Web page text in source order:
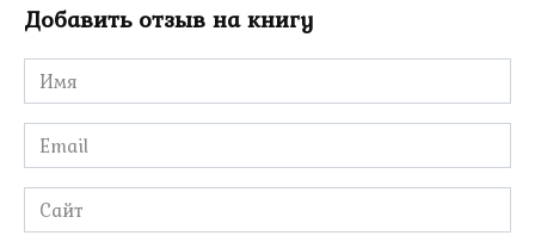
Добавить отзыв на книгу
Имя
*
Email
*
Сайт